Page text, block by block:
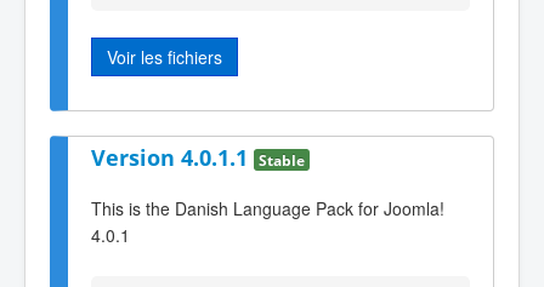
Voir les fichiers
Version 4.0.1.1 Stable
This is the Danish Language Pack for Joomla!
4.0.1